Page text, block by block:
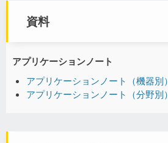
資料
アプリケーションノート
アプリケーションノート（機器別）
アプリケーションノート（分野別）